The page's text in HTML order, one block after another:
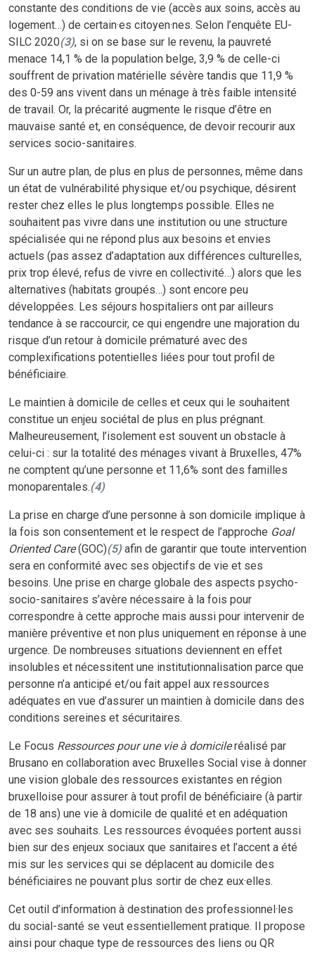
constante des conditions de vie (accès aux soins, accès au
logement…) de certain·es citoyen·nes. Selon l’enquête EU-
SILC 2020(3), si on se base sur le revenu, la pauvreté
menace 14,1 % de la population belge, 3,9 % de celle-ci
souffrent de privation matérielle sévère tandis que 11,9 %
des 0-59 ans vivent dans un ménage à très faible intensité
de travail. Or, la précarité augmente le risque d’être en
mauvaise santé et, en conséquence, de devoir recourir aux
services socio-sanitaires.
Sur un autre plan, de plus en plus de personnes, même dans
un état de vulnérabilité physique et/ou psychique, désirent
rester chez elles le plus longtemps possible. Elles ne
souhaitent pas vivre dans une institution ou une structure
spécialisée qui ne répond plus aux besoins et envies
actuels (pas assez d’adaptation aux différences culturelles,
prix trop élevé, refus de vivre en collectivité…) alors que les
alternatives (habitats groupés…) sont encore peu
développées. Les séjours hospitaliers ont par ailleurs
tendance à se raccourcir, ce qui engendre une majoration du
risque d’un retour à domicile prématuré avec des
complexifications potentielles liées pour tout profil de
bénéficiaire.
Le maintien à domicile de celles et ceux qui le souhaitent
constitue un enjeu sociétal de plus en plus prégnant.
Malheureusement, l’isolement est souvent un obstacle à
celui-ci : sur la totalité des ménages vivant à Bruxelles, 47%
ne comptent qu’une personne et 11,6% sont des familles
monoparentales.(4)
La prise en charge d’une personne à son domicile implique à
la fois son consentement et le respect de l’approche Goal
Oriented Care(GOC)(5)afin de garantir que toute intervention
sera en conformité avec ses objectifs de vie et ses
besoins. Une prise en charge globale des aspects psycho-
socio-sanitaires s’avère nécessaire à la fois pour
correspondre à cette approche mais aussi pour intervenir de
manière préventive et non plus uniquement en réponse à une
urgence. De nombreuses situations deviennent en effet
insolubles et nécessitent une institutionnalisation parce que
personne n’a anticipé et/ou fait appel aux ressources
adéquates en vue d’assurer un maintien à domicile dans des
conditions sereines et sécuritaires.
Le Focus Ressources pour une vie à domicileréalisé par
Brusano en collaboration avec Bruxelles Social vise à donner
une vision globale des ressources existantes en région
bruxelloise pour assurer à tout profil de bénéficiaire (à partir
de 18 ans) une vie à domicile de qualité et en adéquation
avec ses souhaits. Les ressources évoquées portent aussi
bien sur des enjeux sociaux que sanitaires et l’accent a été
mis sur les services qui se déplacent au domicile des
bénéficiaires ne pouvant plus sortir de chez eux·elles.
Cet outil d’information à destination des professionnel·les
du social-santé se veut essentiellement pratique. Il propose
ainsi pour chaque type de ressources des liens ou QR